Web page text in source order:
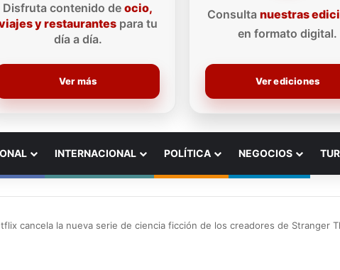
Disfruta contenido deocio,
y restaurantespara tu
día a día.
Ver más
Consulta nuestras
en formato digital.
Ver ediciones
INTERNACIONAL POLÍTICA NEGOCIOS
cancela la nueva serie de ciencia ficción de los creadores de Stranger